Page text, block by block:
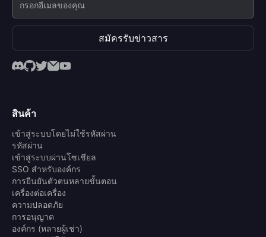
สมัครรับข่าวสาร
สินค้า
เข้าสู่ระบบโดยไม่ใช้รหัสผ่าน
รหัสผ่าน
เข้าสู่ระบบผ่านโซเชียล
SSO สำหรับองค์กร
การยืนยันตัวตนหลายขั้นตอน
เครื่องต่อเครื่อง
ความปลอดภัย
การอนุญาต
องค์กร (หลายผู้เช่า)